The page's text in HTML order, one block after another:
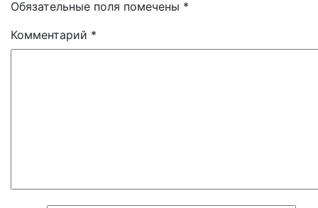
Обязательные поля помечены *
Комментарий *